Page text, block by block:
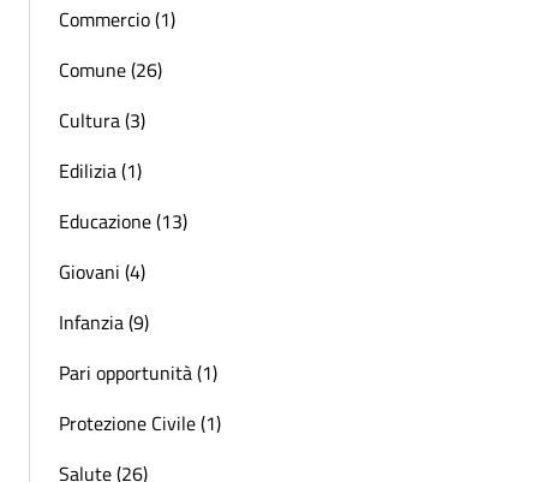
Commercio (1)
Comune (26)
Cultura (3)
Edilizia (1)
Educazione (13)
Giovani (4)
Infanzia (9)
Pari opportunità (1)
Protezione Civile (1)
Salute (26)